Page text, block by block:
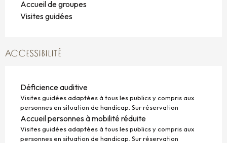
Accueil de groupes
Visites guidées
ACCESSIBILITÉ
Déficience auditive
Visites guidées adaptées à tous les publics y compris aux
personnes en situation de handicap. Sur réservation
Accueil personnes à mobilité réduite
Visites guidées adaptées à tous les publics y compris aux
personnes en situation de handicap. Sur réservation